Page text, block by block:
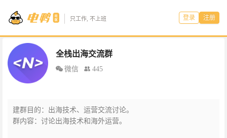
只工作, 不上班 登录 注册
全栈出海交流群
微信 445
建群目的：出海技术、运营交流讨论。
群内容：讨论出海技术和海外运营。